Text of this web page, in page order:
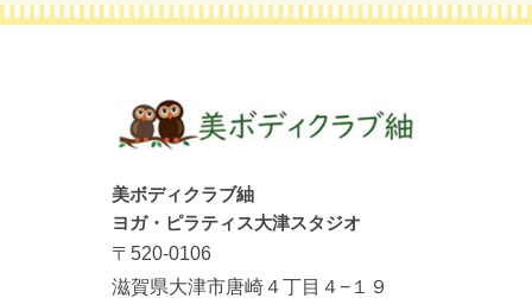
美ボディクラブ紬
ヨガ・ピラティス大津スタジオ
〒520-0106
滋賀県大津市唐崎４丁目４−１９